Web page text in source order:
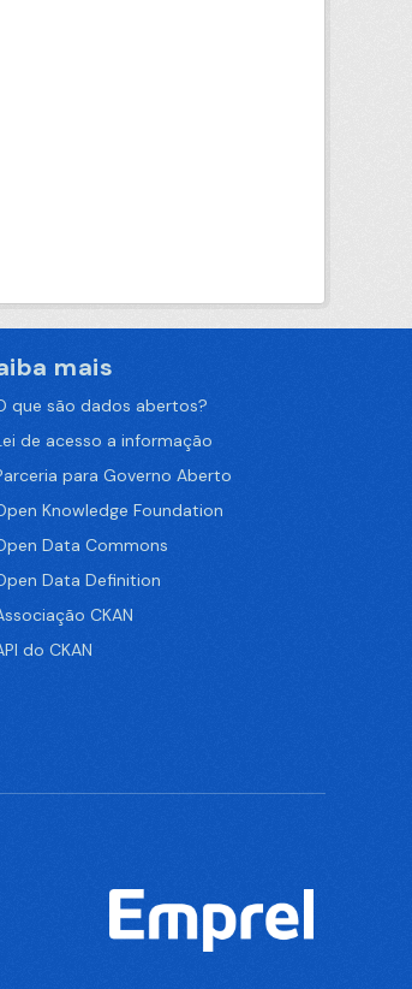
mais
que são dados abertos?
de acesso a informação
para Governo Aberto
Knowledge Foundation
Data Commons
Data Definition
CKAN
do CKAN